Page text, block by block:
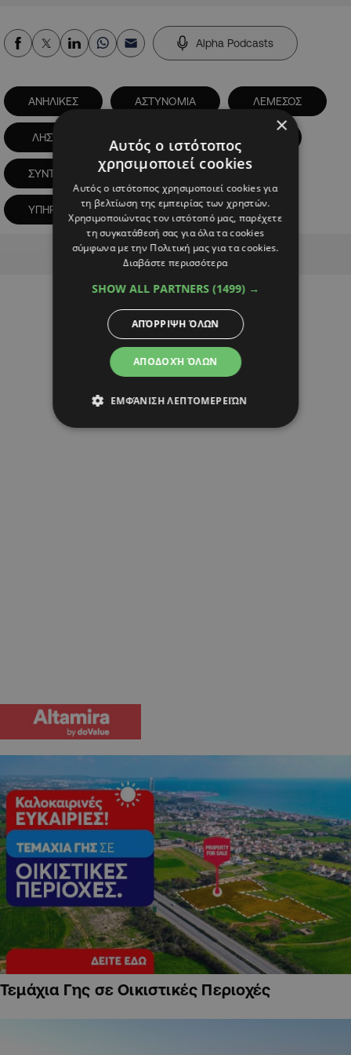
Alpha Podcasts
ΑΝΗΛΙΚΕΣ ΑΣΤΥΝΟΜΙΑ ΛΕΜΕΣΟΣ
ΛΗΣΤΕΙΑ ΣΕΞΟΥΑΛΙΚΗ ΠΑΡΕΝΟΧΛΗΣΗ
ΣΥΝΤΑΞΙΟΥΧΟΣ
ΥΠΗΡΕΣΙΕΣ ΚΟΙΝΩΝΙΚΗΣ ΕΥΗΜΕΡΙΑΣ
Advertisement
Τεμάχια Γης σε Οικιστικές Περιοχές
×
Αυτός ο ιστότοπος
χρησιμοποιεί cookies
Αυτός ο ιστότοπος χρησιμοποιεί cookies για
τη βελτίωση της εμπειρίας των χρηστών.
Χρησιμοποιώντας τον ιστότοπό μας, παρέχετε
τη συγκατάθεσή σας για όλα τα cookies
σύμφωνα με την Πολιτική μας για τα cookies.
Διαβάστε περισσότερα
SHOW ALL PARTNERS (1499) →
ΑΠΟΔΟΧΉ ΌΛΩΝ
ΑΠΌΡΡΙΨΗ ΌΛΩΝ
ΕΜΦΆΝΙΣΗ ΛΕΠΤΟΜΕΡΕΙΏΝ